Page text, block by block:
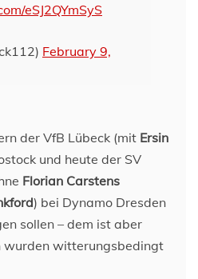
eSJ2QYmSyS
February 9,
der VfB Lübeck (mit Ersin
und heute der SV
Florian Carstens
) bei Dynamo Dresden
sollen – dem ist aber
wurden witterungsbedingt